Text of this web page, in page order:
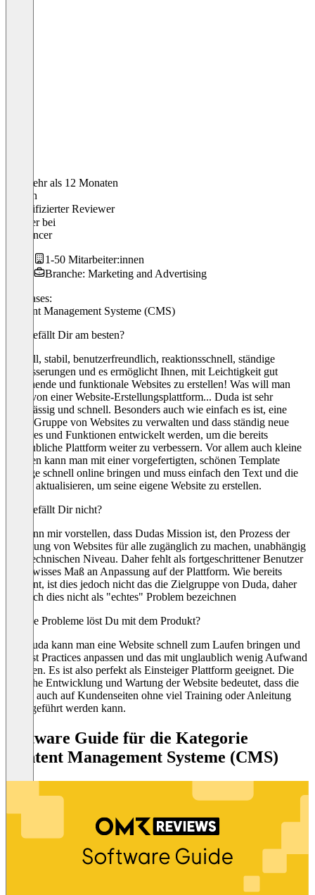
Vor mehr als 12 Monaten
Florian
Verifizierter Reviewer
Inhaberbei
Freelancer
1-50 Mitarbeiter:innen
Branche: Marketing and Advertising
Use cases:
Content Management Systeme (CMS)
Was gefällt Dir am besten?
Schnell, stabil, benutzerfreundlich, reaktionsschnell, ständige
Verbesserungen und es ermöglicht Ihnen, mit Leichtigkeit gut
aussehende und funktionale Websites zu erstellen! Was will man
mehr von einer Website-Erstellungsplattform... Duda ist sehr
zuverlässig und schnell. Besonders auch wie einfach es ist, eine
große Gruppe von Websites zu verwalten und dass ständig neue
Features und Funktionen entwickelt werden, um die bereits
unglaubliche Plattform weiter zu verbessern. Vor allem auch kleine
Kunden kann man mit einer vorgefertigten, schönen Template
Vorlage schnell online bringen und muss einfach den Text und die
Bilder aktualisieren, um seine eigene Website zu erstellen.
Was gefällt Dir nicht?
Ich kann mir vorstellen, dass Dudas Mission ist, den Prozess der
Erstellung von Websites für alle zugänglich zu machen, unabhängig
vom technischen Niveau. Daher fehlt als fortgeschrittener Benutzer
ein gewisses Maß an Anpassung auf der Plattform. Wie bereits
erwähnt, ist dies jedoch nicht das die Zielgruppe von Duda, daher
kann ich dies nicht als "echtes" Problem bezeichnen
Welche Probleme löst Du mit dem Produkt?
Mit Duda kann man eine Website schnell zum Laufen bringen und
an Best Practices anpassen und das mit unglaublich wenig Aufwand
/ Kosten. Es ist also perfekt als Einsteiger Plattform geeignet. Die
einfache Entwicklung und Wartung der Website bedeutet, dass die
Pflege auch auf Kundenseiten ohne viel Training oder Anleitung
durchgeführt werden kann.
Software Guide für die Kategorie
Content Management Systeme (CMS)